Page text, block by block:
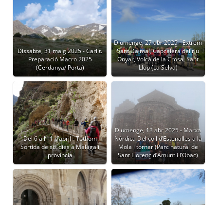
Dissabte, 31 maig 2025 - Carlit.
Preparació Macro 2025
(Cerdanya/ Porta)
Diumenge, 27 abr 2025 - Extrem
Sant Dalmai, Capçalera del riu
Onyar, Volcà de la Crosa, Sant
Llop (La Selva)
Del 6 a l’11 d’abril - Tothom
Sortida de sis dies a Màlaga i
província
Diumenge, 13 abr 2025 - Marxa
Nòrdica Del coll d’Estenalles a la
Mola i tornar (Parc natural de
Sant Llorenç d’Amunt i l’Obac)